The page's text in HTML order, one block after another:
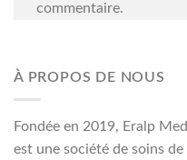
commentaire.
À PROPOS DE NOUS
Fondée en 2019, Eralp
est une société de soins